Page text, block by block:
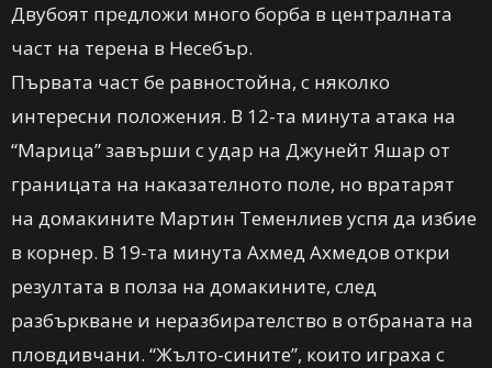
Двубоят предложи много борба в централната
част на терена в Несебър.
Първата част бе равностойна, с няколко
интересни положения. В 12-та минута атака на
“Марица” завърши с удар на Джунейт Яшар от
границата на наказателното поле, но вратарят
на домакините Мартин Теменлиев успя да избие
в корнер. В 19-та минута Ахмед Ахмедов откри
резултата в полза на домакините, след
разбъркване и неразбирателство в отбраната на
пловдивчани. “Жълто-сините”, които играха с